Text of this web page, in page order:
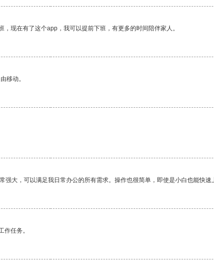
现在有了这个app，我可以提前下班，有更多的时间陪伴家人。
移动。
大，可以满足我日常办公的所有需求。操作也很简单，即使是小白也能快速
任务。